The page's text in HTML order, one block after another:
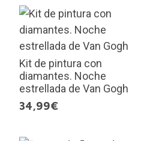
Kit de pintura con
diamantes. Noche
estrellada de Van Gogh
34,99€